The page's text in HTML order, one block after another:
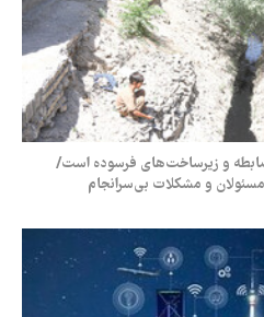
و زیرساخت‌های فرسوده است/
و مشکلات بی‌سرانجام